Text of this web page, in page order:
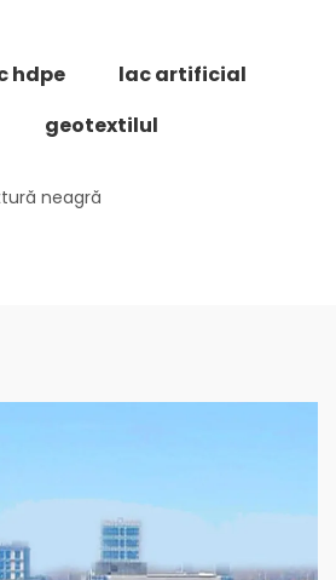
hdpe
lac artificial
geotextilul
neagră